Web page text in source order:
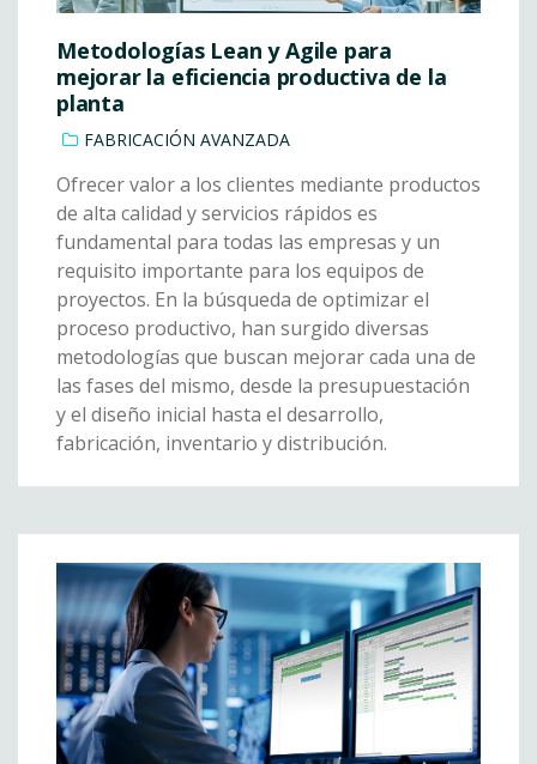
Metodologías Lean y Agile para
mejorar la eficiencia productiva de la
planta
FABRICACIÓN AVANZADA
Ofrecer valor a los clientes mediante productos
de alta calidad y servicios rápidos es
fundamental para todas las empresas y un
requisito importante para los equipos de
proyectos. En la búsqueda de optimizar el
proceso productivo, han surgido diversas
metodologías que buscan mejorar cada una de
las fases del mismo, desde la presupuestación
y el diseño inicial hasta el desarrollo,
fabricación, inventario y distribución.